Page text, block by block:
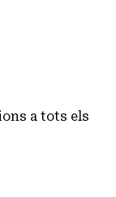
a tots els